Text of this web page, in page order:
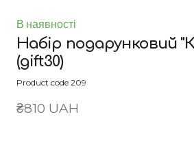
В наявності
Набір подарунковий
(gift30)
Product code 209
₴810 UAH